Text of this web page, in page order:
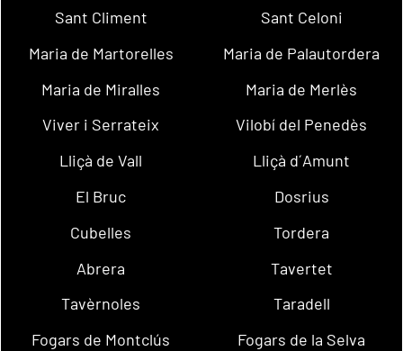
Sant Climent
Sant Celoni
Maria de Martorelles
Maria de Palautordera
Maria de Miralles
Maria de Merlès
Viver i Serrateix
Vilobí del Penedès
Lliçà de Vall
Lliçà d´Amunt
El Bruc
Dosrius
Cubelles
Tordera
Abrera
Tavertet
Tavèrnoles
Taradell
Fogars de Montclús
Fogars de la Selva